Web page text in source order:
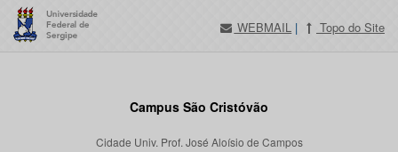
WEBMAIL | Topo do Site
Campus São Cristóvão
Cidade Univ. Prof. José Aloísio de Campos